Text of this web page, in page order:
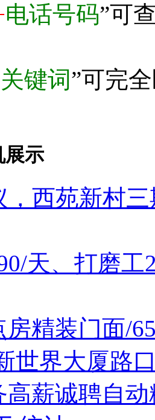
电话号码”可
关键词”可完
展示
，西苑新村
天、打磨工
房精装门面/
世界大厦路
高薪诚聘自